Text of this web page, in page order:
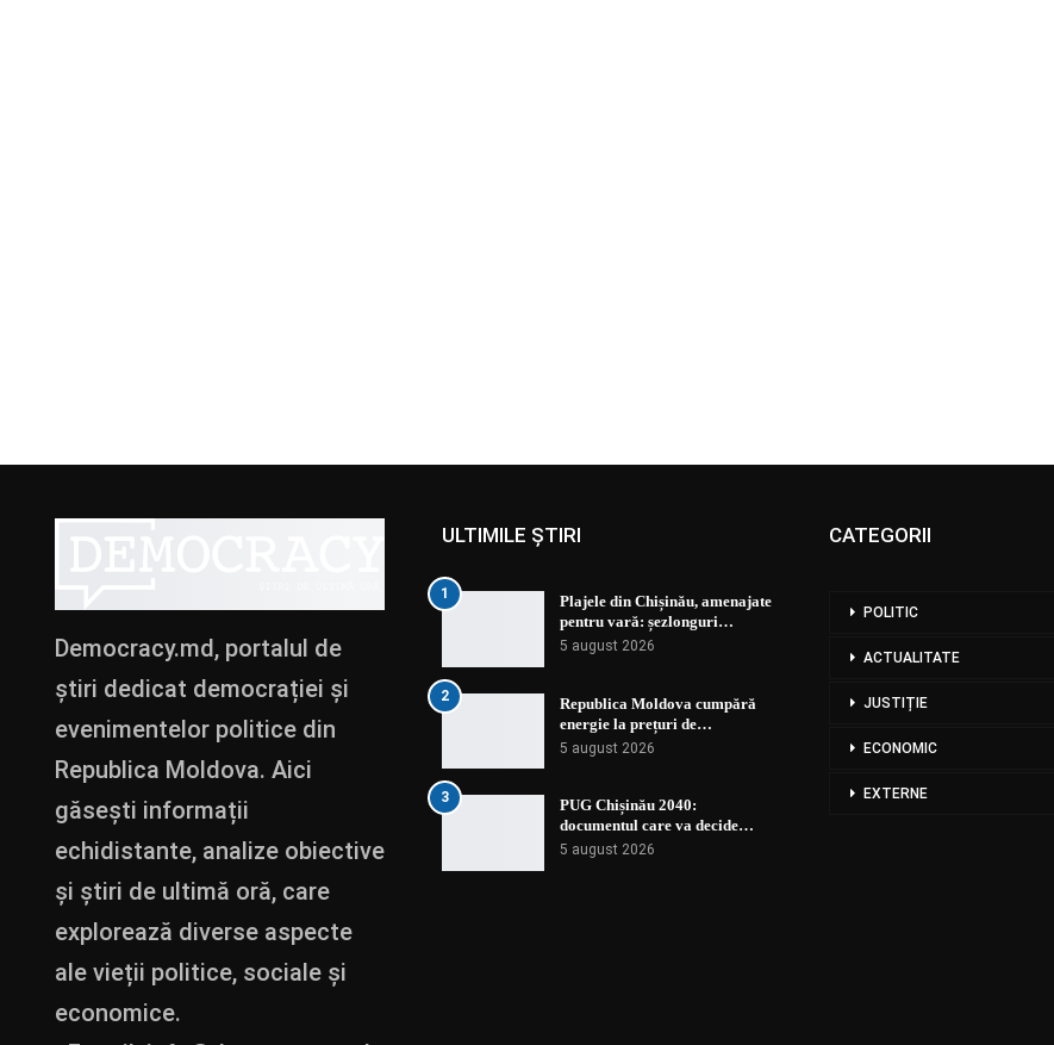
Democracy.md, portalul de
știri dedicat democrației și
evenimentelor politice din
Republica Moldova. Aici
găsești informații
echidistante, analize obiective
și știri de ultimă oră, care
explorează diverse aspecte
ale vieții politice, sociale și
economice.
ULTIMILE ȘTIRI
1
Plajele din Chișinău, amenajate
pentru vară: șezlonguri…
5 august 2026
2
Republica Moldova cumpără
energie la prețuri de…
5 august 2026
3
PUG Chișinău 2040:
documentul care va decide…
5 august 2026
CATEGORII
POLITIC
ACTUALITATE
JUSTIȚIE
ECONOMIC
EXTERNE